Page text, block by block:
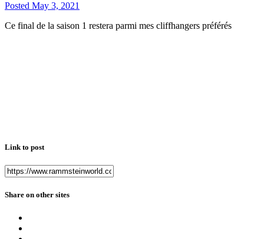
Posted May 3, 2021
Ce final de la saison 1 restera parmi mes cliffhangers préférés
Link to post
Share on other sites